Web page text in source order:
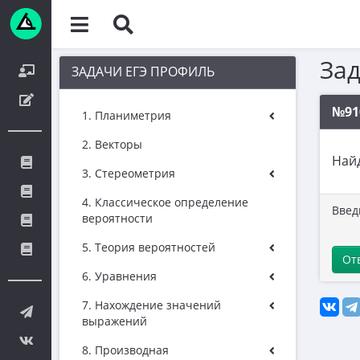
ЗАДАЧИ ЕГЭ ПРОФИЛЬ
1. Планиметрия
2. Векторы
3. Стереометрия
4. Классическое определение
вероятности
5. Теория вероятностей
6. Уравнения
7. Нахождение значений
выражений
8. Производная